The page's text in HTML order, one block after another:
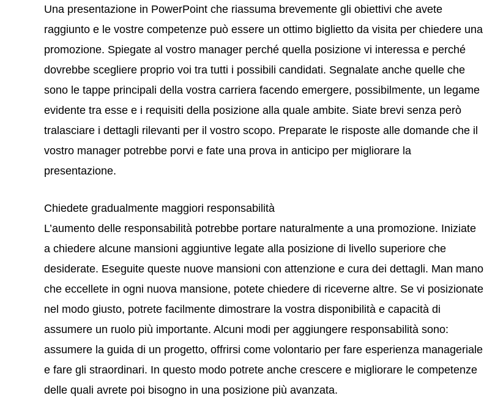
Una presentazione in PowerPoint che riassuma brevemente gli obiettivi che avete
raggiunto e le vostre competenze può essere un ottimo biglietto da visita per chiedere una
promozione. Spiegate al vostro manager perché quella posizione vi interessa e perché
dovrebbe scegliere proprio voi tra tutti i possibili candidati. Segnalate anche quelle che
sono le tappe principali della vostra carriera facendo emergere, possibilmente, un legame
evidente tra esse e i requisiti della posizione alla quale ambite. Siate brevi senza però
tralasciare i dettagli rilevanti per il vostro scopo. Preparate le risposte alle domande che il
vostro manager potrebbe porvi e fate una prova in anticipo per migliorare la
presentazione.
Chiedete gradualmente maggiori responsabilità
L’aumento delle responsabilità potrebbe portare naturalmente a una promozione. Iniziate
a chiedere alcune mansioni aggiuntive legate alla posizione di livello superiore che
desiderate. Eseguite queste nuove mansioni con attenzione e cura dei dettagli. Man mano
che eccellete in ogni nuova mansione, potete chiedere di riceverne altre. Se vi posizionate
nel modo giusto, potrete facilmente dimostrare la vostra disponibilità e capacità di
assumere un ruolo più importante. Alcuni modi per aggiungere responsabilità sono:
assumere la guida di un progetto, offrirsi come volontario per fare esperienza manageriale
e fare gli straordinari. In questo modo potrete anche crescere e migliorare le competenze
delle quali avrete poi bisogno in una posizione più avanzata.